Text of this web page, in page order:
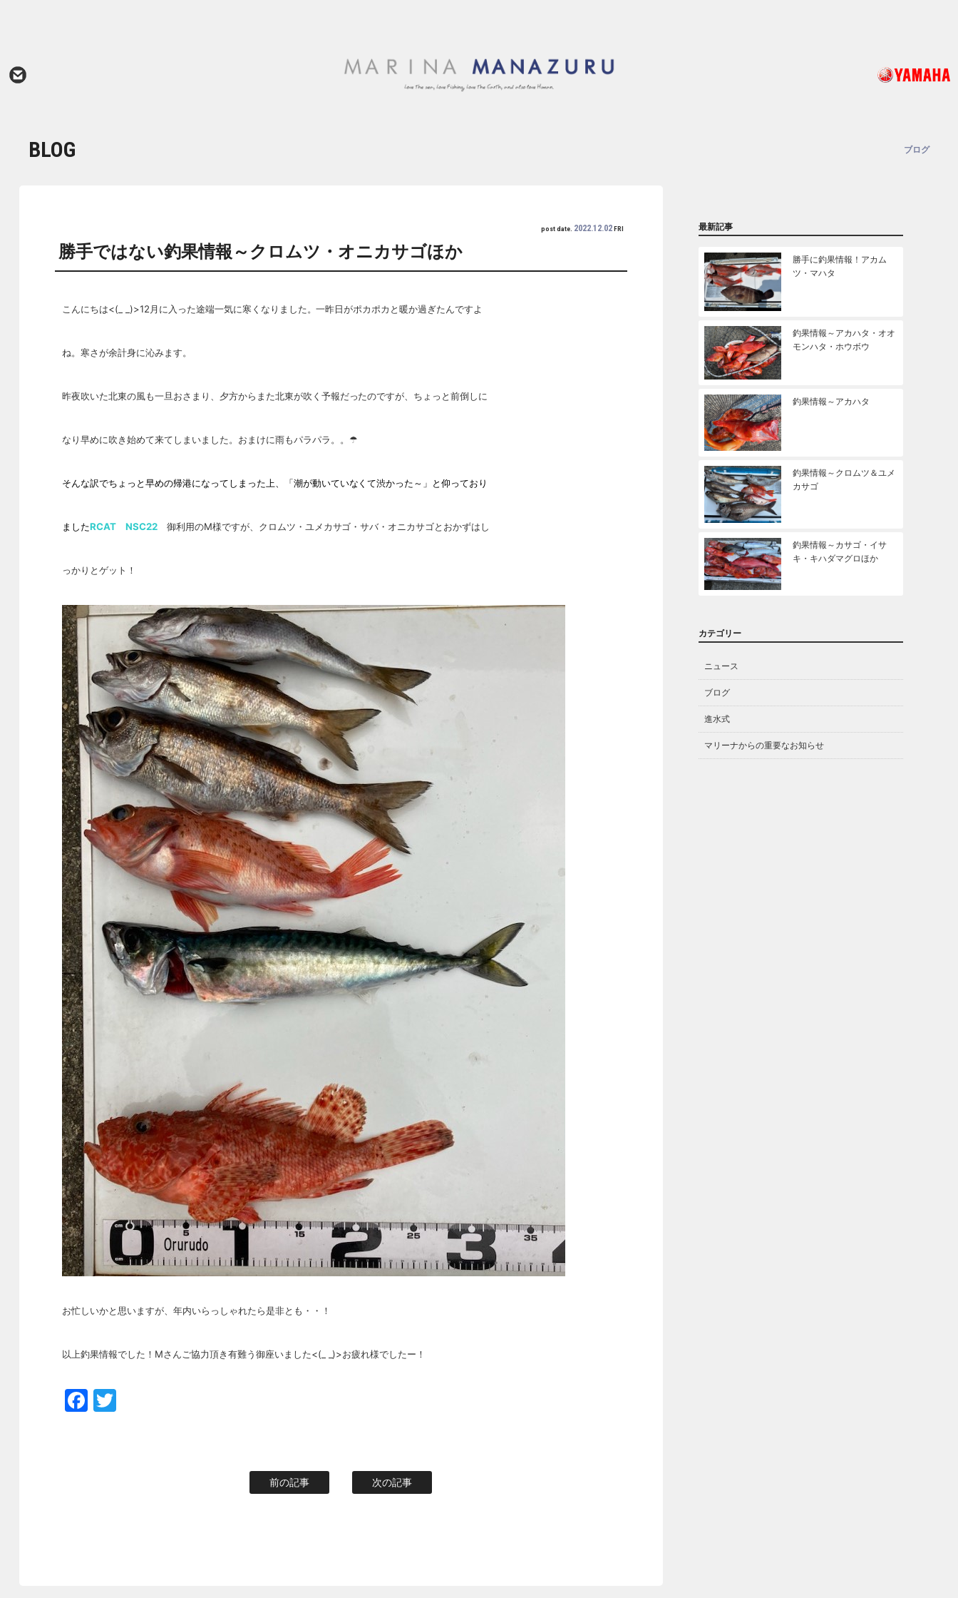
BLOG ブログ
post date. 2022.12.02FRI
勝手ではない釣果情報～クロムツ・オニカサゴほか
こんにちは<(_ _)>12月に入った途端一気に寒くなりました。一昨日がポカポカと暖か過ぎたんですよ
ね。 寒さが余計身に沁みます。
昨夜吹いた北東の風も一旦おさまり、夕方からまた北東が吹く予報だったのですが、 ちょっと前倒しに
なり早めに吹き始めて来てしまいました。おまけに雨もパラパラ。。☂
そんな訳でちょっと早めの帰港になってしまった上、「潮が動いていなくて渋かった～」と仰っており
ましたRCAT NSC22御利用のM様ですが、クロムツ・ ユメカサゴ・サバ・オニカサゴとおかずはし
っかりとゲット！
お忙しいかと思いますが、年内いらっしゃれたら是非とも・・！
以上釣果情報でした！Mさんご協力頂き有難う御座いました<(_ _)>お疲れ様でしたー！
Facebook
Twitter
前の記事 次の記事
最新記事
勝手に釣果情報！アカム
ツ・マハタ
釣果情報～アカハタ・オオ
モンハタ・ホウボウ
釣果情報～アカハタ
釣果情報～クロムツ＆ユメ
カサゴ
釣果情報～カサゴ・イサ
キ・キハダマグロほか
カテゴリー
ニュース
ブログ
進水式
マリーナからの重要なお知らせ